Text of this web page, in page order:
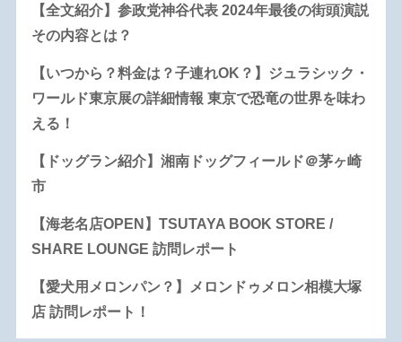
【全文紹介】参政党神谷代表 2024年最後の街頭演説
その内容とは？
【いつから？料金は？子連れOK？】ジュラシック・
ワールド東京展の詳細情報 東京で恐竜の世界を味わ
える！
【ドッグラン紹介】湘南ドッグフィールド＠茅ヶ崎
市
【海老名店OPEN】TSUTAYA BOOK STORE /
SHARE LOUNGE 訪問レポート
【愛犬用メロンパン？】メロンドゥメロン相模大塚
店 訪問レポート！